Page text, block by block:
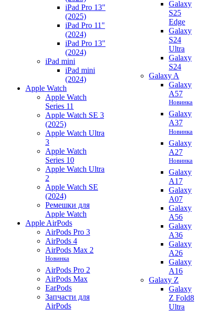
iPad Pro 13"
(2025)
iPad Pro 11"
(2024)
iPad Pro 13"
(2024)
iPad mini
iPad mini
(2024)
Apple Watch
Apple Watch
Series 11
Apple Watch SE 3
(2025)
Apple Watch Ultra
3
Apple Watch
Series 10
Apple Watch Ultra
2
Apple Watch SE
(2024)
Ремешки для
Apple Watch
Apple AirPods
AirPods Pro 3
AirPods 4
AirPods Max 2
Новинка
AirPods Pro 2
AirPods Max
EarPods
Запчасти для
AirPods
Galaxy
S25
Edge
Galaxy
S24
Ultra
Galaxy
S24
Galaxy A
Galaxy
A57
Новинка
Galaxy
A37
Новинка
Galaxy
A27
Новинка
Galaxy
A17
Galaxy
A07
Galaxy
A56
Galaxy
A36
Galaxy
A26
Galaxy
A16
Galaxy Z
Galaxy
Z Fold8
Ultra